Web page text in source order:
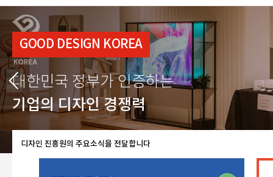
GOOD DESIGN KOREA
대한민국 정부가 인증하는
기업의 디자인 경쟁력
디자인 진흥원의 주요소식을 전달합니다